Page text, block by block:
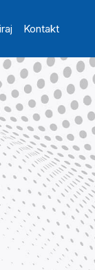
Kontakt